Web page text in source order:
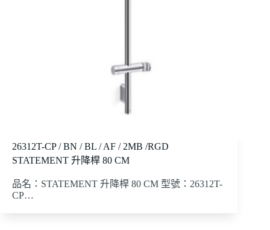
26312T-CP / BN / BL / AF / 2MB /RGD
STATEMENT 升降桿 80 CM
品名：STATEMENT 升降桿 80 CM 型號：26312T-
CP…